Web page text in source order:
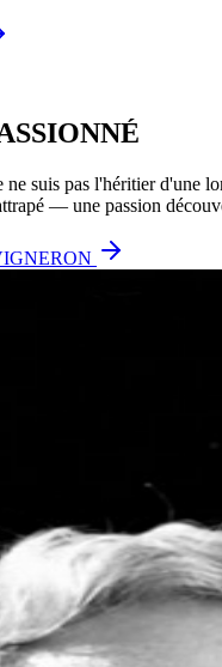
ne suis pas l'héritier d'une
— une passion